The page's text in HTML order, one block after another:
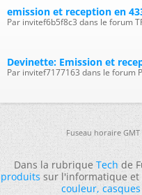
emission et reception en
Par invitef6b5f8c3 dans le forum
Devinette: Emission et
Par invitef7177163 dans le forum
Fuseau horaire
Dans la rubriqueTechde
produitssur l'informatique et
couleur,